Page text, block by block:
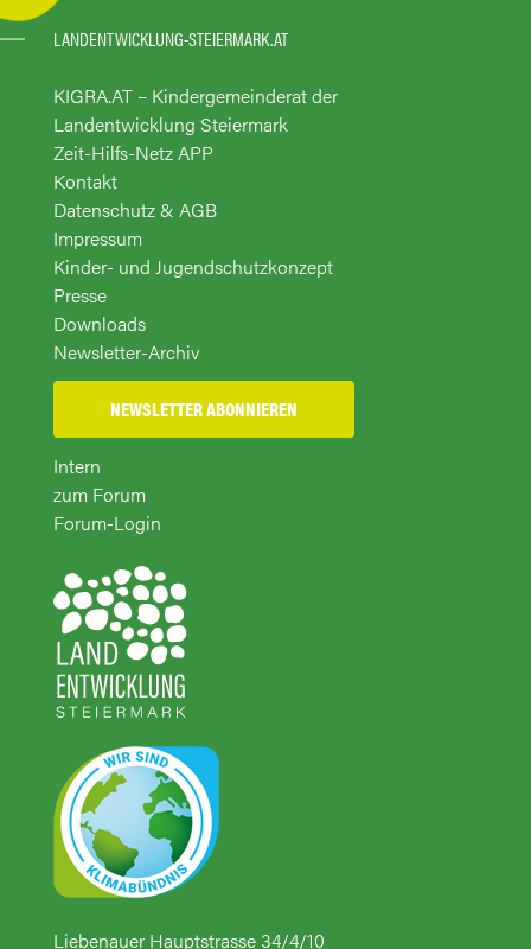
LANDENTWICKLUNG-STEIERMARK.AT
KIGRA.AT – Kindergemeinderat der
Landentwicklung Steiermark
Zeit-Hilfs-Netz APP
Kontakt
Datenschutz & AGB
Impressum
Kinder- und Jugendschutzkonzept
Presse
Downloads
Newsletter-Archiv
NEWSLETTER ABONNIEREN
Intern
zum Forum
Forum-Login
Liebenauer Hauptstrasse 34/4/10